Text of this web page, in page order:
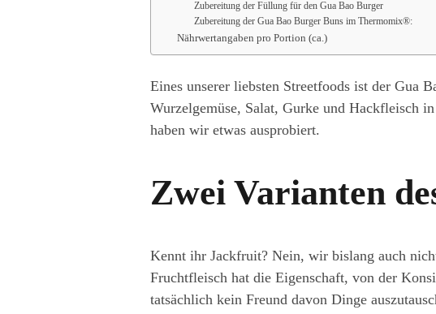
Zubereitung der Füllung für den Gua Bao Burger
Zubereitung der Gua Bao Burger Buns im Thermomix®:
Nährwertangaben pro Portion (ca.)
Eines unserer liebsten Streetfoods ist der Gua
Wurzelgemüse, Salat, Gurke und Hackfleisch
haben wir etwas ausprobiert.
Zwei Varianten
Kennt ihr Jackfruit? Nein, wir bislang auch
Fruchtfleisch hat die Eigenschaft, von der
tatsächlich kein Freund davon Dinge